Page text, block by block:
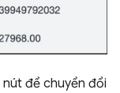
để chuyển đổi